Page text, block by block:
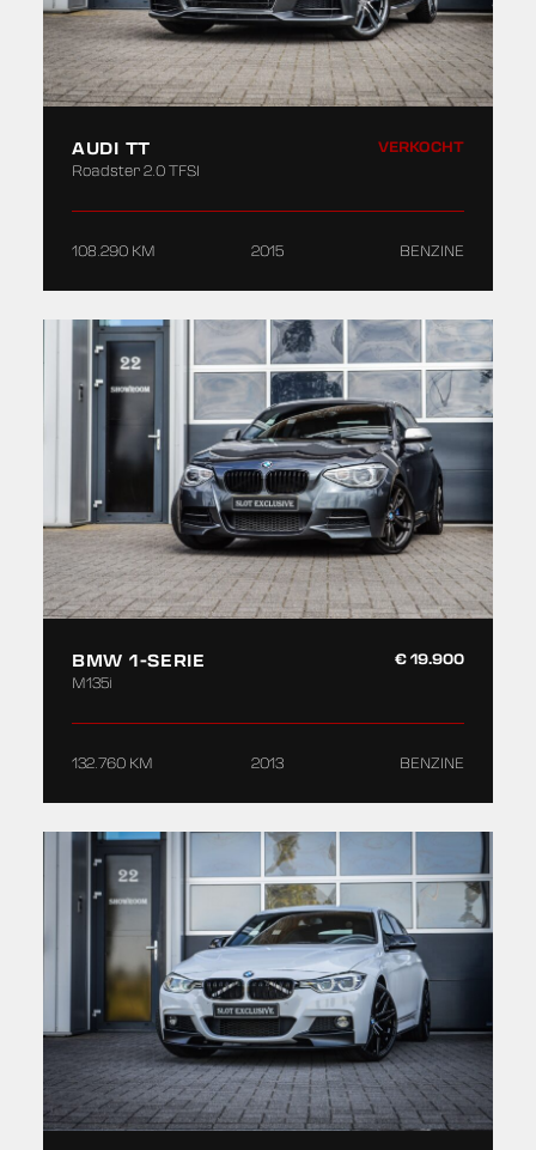
AUDI TT
Roadster 2.0 TFSI
VERKOCHT
108.290 KM 2015 BENZINE
BMW 1-SERIE
M135i
€ 19.900
132.760 KM 2013 BENZINE